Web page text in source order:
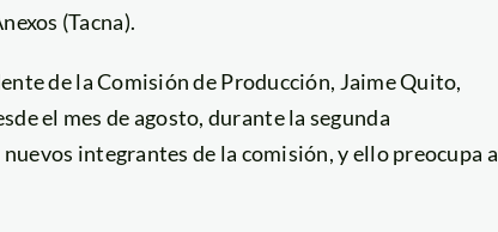
(Tacna).
de la Comisión de Producción, Jaime Quito,
el mes de agosto, durante la segunda
integrantes de la comisión, y ello preocupa a